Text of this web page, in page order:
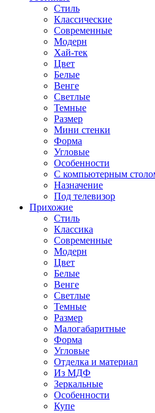
Стиль
Классические
Современные
Модерн
Хай-тек
Цвет
Белые
Венге
Светлые
Темные
Размер
Мини стенки
Форма
Угловые
Особенности
С компьютерным
Назначение
Под телевизор
Прихожие
Стиль
Классика
Современные
Модерн
Цвет
Белые
Венге
Светлые
Темные
Размер
Малогабаритные
Форма
Угловые
Отделка и материал
Из МДФ
Зеркальные
Особенности
Купе